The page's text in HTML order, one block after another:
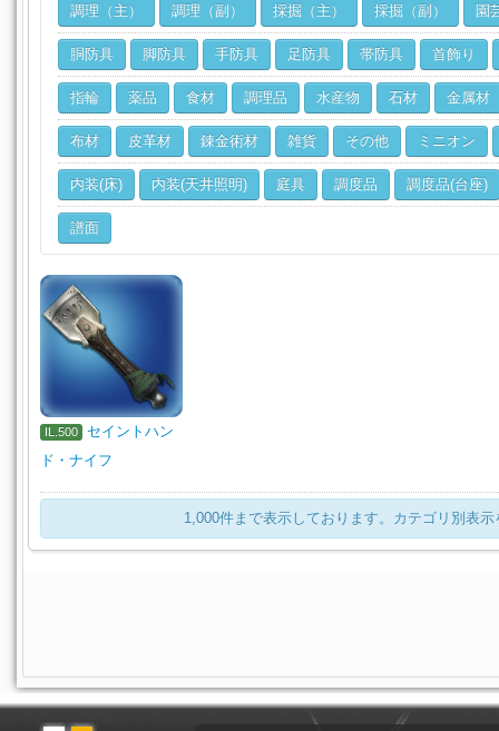
調理（主） 調理（副） 採掘（主） 採掘（副） 園
胴防具 脚防具 手防具 足防具 帯防具 首飾り
指輪 薬品 食材 調理品 水産物 石材 金属材
布材 皮革材 錬金術材 雑貨 その他 ミニオン
内装(床) 内装(天井照明) 庭具 調度品 調度品(台座)
譜面
IL.500
セイントハン
ド・ナイフ
1,000件まで表示しております。カテゴリ別表